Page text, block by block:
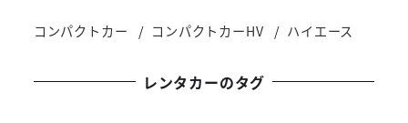
コンパクトカー コンパクトカーHV ハイエース
レンタカーのタグ